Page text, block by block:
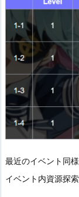
最近のイベント同
イベント内資源探